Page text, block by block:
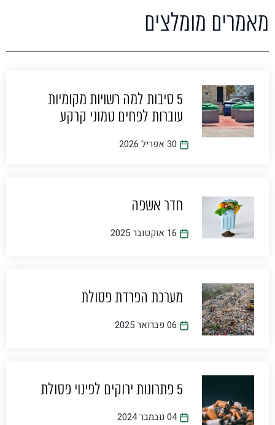
מאמרים מומלצים
5 סיבות למה רשויות מקומיות
עוברות לפחים טמוני קרקע
חדר אשפה
מערכת הפרדת פסולת
5 פתרונות ירוקים לפינוי פסולת
04 נובמבר 2024